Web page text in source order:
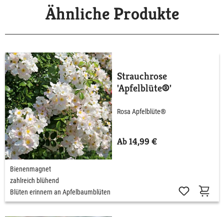
Ähnliche Produkte
Strauchrose
'Apfelblüte®'
Rosa Apfelblüte®
Ab 14,99 €
Bienenmagnet
zahlreich blühend
Blüten erinnern an Apfelbaumblüten